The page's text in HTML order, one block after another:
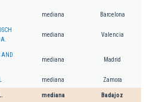
mediana Barcelona
mediana Valencia
AND
mediana Madrid
mediana Zamora
mediana Badajoz